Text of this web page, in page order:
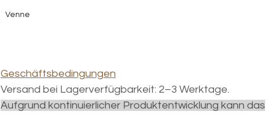
Venne
Geschäftsbedingungen
Versand bei Lagerverfügbarkeit: 2–3 Werktage.
Aufgrund kontinuierlicher Produktentwicklung kann das